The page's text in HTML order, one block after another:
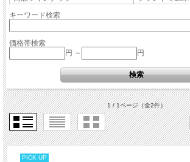
キーワード検索
価格帯検索
円 ～
円
1 / 1ページ（全2件）
PICK UP